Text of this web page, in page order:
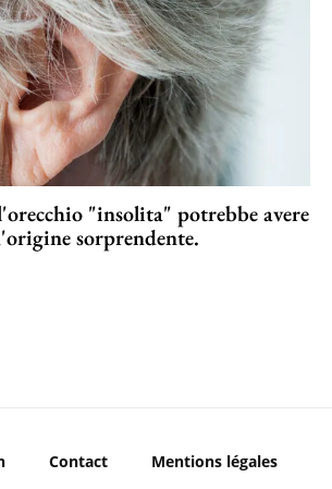
"insolita" potrebbe avere
sorprendente.
Contact Mentions légales